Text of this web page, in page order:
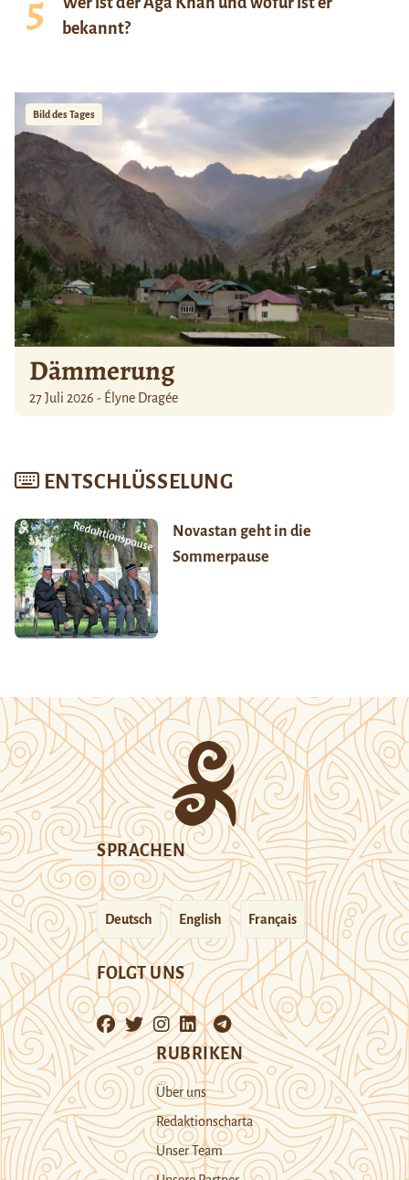
bekannt?
Bild des Tages
Dämmerung
27 Juli 2026 - Élyne Dragée
ENTSCHLÜSSELUNG
Novastan geht in die
Sommerpause
SPRACHEN
Deutsch English Français
FOLGT UNS
RUBRIKEN
Über uns
Redaktionscharta
Unser Team